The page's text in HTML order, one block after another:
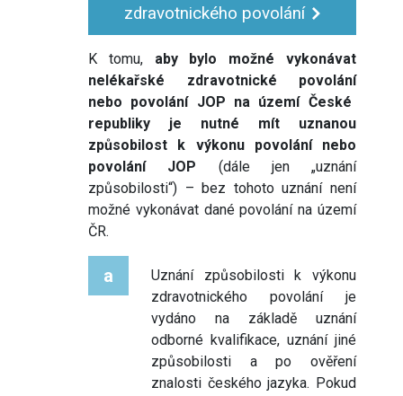
zdravotnického povolání
K tomu, aby bylo možné vykonávat
nelékařské zdravotnické povolání
nebo povolání JOP na území České
republiky je nutné mít
uznanou
způsobilost k výkonu povolání nebo
povolání JOP (dále jen „uznání
způsobilosti“) – bez tohoto uznání není
možné vykonávat dané povolání na území
ČR.
a
Uznání způsobilosti k výkonu
zdravotnického povolání je
vydáno na základě uznání
odborné kvalifikace, uznání jiné
způsobilosti a po ověření
znalosti českého jazyka. Pokud